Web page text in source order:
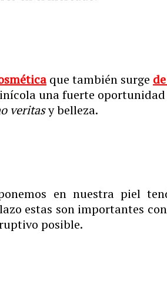
que también surge
una fuerte
veritasy belleza.
en nuestra piel
estas son importantes
posible.